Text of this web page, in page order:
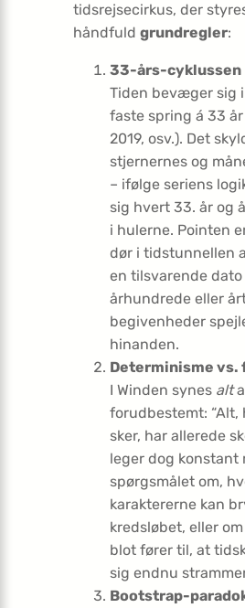
tidsrejsecirkus, der
håndfuld grundregler:
33-års-cyklussen
Tiden bevæger sig i
faste spring á 33
2019, osv.). Det
stjernernes og
– ifølge seriens
sig hvert 33. år og
i hulerne. Pointen
dør i tidstunnellen
en tilsvarende
århundrede eller
begivenheder
hinanden.
Determinisme vs.
I Winden synes alt
forudbestemt: “Alt,
sker, har allerede
leger dog konstant
spørgsmålet om,
karaktererne kan
kredsløbet, eller
blot fører til, at
sig endnu
Bootstrap-